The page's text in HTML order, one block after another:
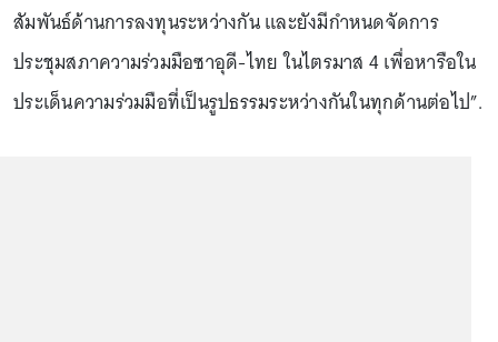
สัมพันธ์ด้านการลงทุนระหว่างกัน และยังมีกำหนดจัดการ
ประชุมสภาความร่วมมือซาอุดี-ไทย ในไตรมาส 4 เพื่อหารือใน
ประเด็นความร่วมมือที่เป็นรูปธรรมระหว่างกันในทุกด้านต่อไป”.